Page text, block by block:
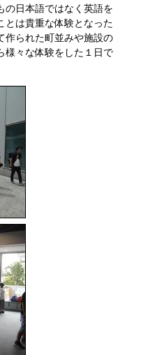
の日本語ではなく英語を
とは貴重な体験となった
作られた町並みや施設の
様々な体験をした１日で